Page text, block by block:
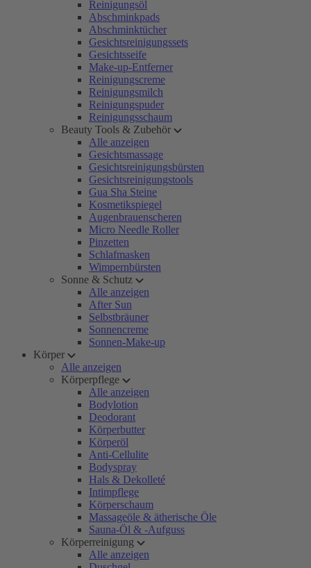
Reinigungsöl
Abschminkpads
Abschminktücher
Gesichtsreinigungssets
Gesichtsseife
Make-up-Entferner
Reinigungscreme
Reinigungsmilch
Reinigungspuder
Reinigungsschaum
Beauty Tools & Zubehör
Alle anzeigen
Gesichtsmassage
Gesichtsreinigungsbürsten
Gesichtsreinigungstools
Gua Sha Steine
Kosmetikspiegel
Augenbrauenscheren
Micro Needle Roller
Pinzetten
Schlafmasken
Wimpernbürsten
Sonne & Schutz
Alle anzeigen
After Sun
Selbstbräuner
Sonnencreme
Sonnen-Make-up
Körper
Alle anzeigen
Körperpflege
Alle anzeigen
Bodylotion
Deodorant
Körperbutter
Körperöl
Anti-Cellulite
Bodyspray
Hals & Dekolleté
Intimpflege
Körperschaum
Massageöle & ätherische Öle
Sauna-Öl & -Aufguss
Körperreinigung
Alle anzeigen